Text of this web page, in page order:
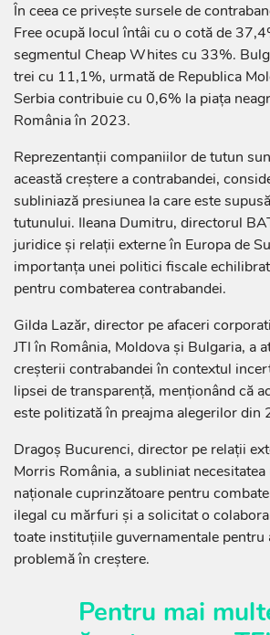
În ceea ce privește sursele de
Free ocupă locul întâi cu o cotă de
segmentul Cheap Whites cu 33%.
trei cu 11,1%, urmată de Republica
Serbia contribuie cu 0,6% la piața
România în 2023.
Reprezentanții companiilor de tutun
această creștere a contrabandei,
subliniază presiunea la care este
tutunului. Ileana Dumitru, directorul
juridice și relații externe în Europa de
importanța unei politici fiscale
pentru combaterea contrabandei.
Gilda Lazăr, director pe afaceri
JTI în România, Moldova și Bulgaria, a
creșterii contrabandei în contextul
lipsei de transparență, menționând că
este politizată în preajma alegerilor din
Dragoș Bucurenci, director pe relații
Morris România, a subliniat
naționale cuprinzătoare pentru
ilegal cu mărfuri și a solicitat o
toate instituțiile guvernamentale pentru
problemă în creștere.
Pentru mai